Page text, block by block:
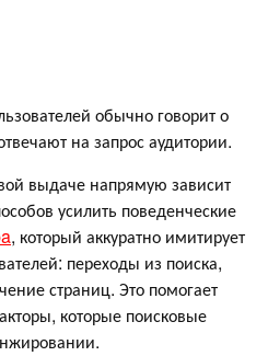
обычно говорит о
на запрос аудитории.
выдаче напрямую зависит
усилить поведенческие
, который аккуратно имитирует
переходы из поиска,
страниц. Это помогает
которые поисковые